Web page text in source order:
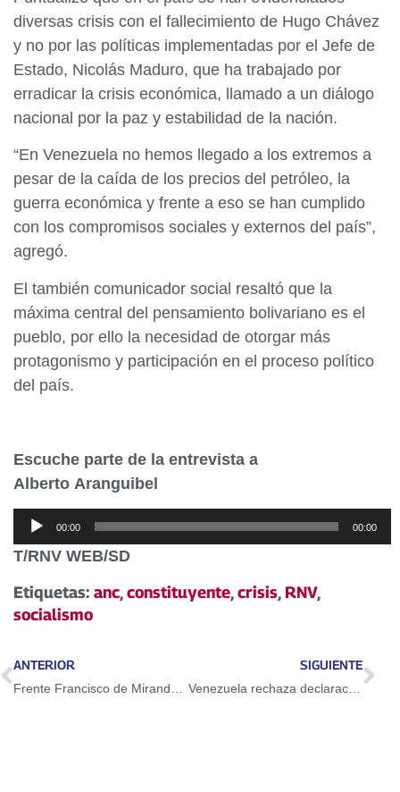
diversas crisis con el fallecimiento de Hugo Chávez
y no por las políticas implementadas por el Jefe de
Estado, Nicolás Maduro, que ha trabajado por
erradicar la crisis económica, llamado a un diálogo
nacional por la paz y estabilidad de la nación.
“En Venezuela no hemos llegado a los extremos a
pesar de la caída de los precios del petróleo, la
guerra económica y frente a eso se han cumplido
con los compromisos sociales y externos del país”,
agregó.
El también comunicador social resaltó que la
máxima central del pensamiento bolivariano es el
pueblo, por ello la necesidad de otorgar más
protagonismo y participación en el proceso político
del país.
Escuche parte de la entrevista a
Alberto Aranguibel
Reproductor
de
00:00 00:00
T/RNV WEB/SD
Etiquetas: anc,constituyente,crisis, RNV,
socialismo
ANTERIOR
Frente Francisco de Miranda incorpora a 170 productores al plan de siembra en Anzoátegui
SIGUIENTE
Venezuela rechaza declaraciones del canciller de México